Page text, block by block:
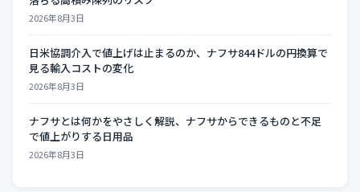
2026年8月3日
日米協調介入で値上げは止まるのか、ナフサ844ドルの円換算で
見る輸入コストの変化
2026年8月3日
ナフサとは何かをやさしく解説、ナフサからできるものと不足
で値上がりする日用品
2026年8月3日